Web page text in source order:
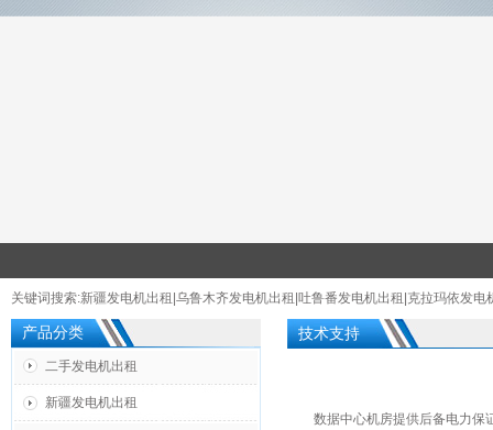
关键词搜索:新疆发电机出租 乌鲁木齐发电机出租 吐鲁番发电机出租 克拉玛依发电
产品分类
二手发电机出租
新疆发电机出租
技术支持
数据中心机房提供后备电力保